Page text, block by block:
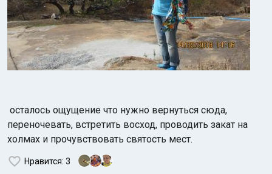
осталось ощущение что нужно вернуться сюда,
переночевать, встретить восход, проводить закат на
холмах и прочувствовать святость мест.
Нравится: 3